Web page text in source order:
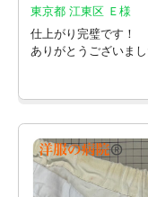
東京都 江東区 Ｅ様
仕上がり完璧です！
ありがとうございまし